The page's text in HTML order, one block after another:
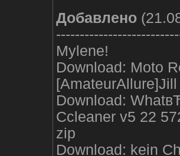
Добавлено
Mylene!
Download: Moto
Download:
Ccleaner v5 22
zip
Download: kein